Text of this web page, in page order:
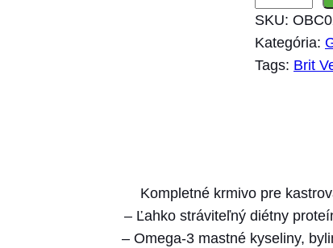
n
r
i
t
SKU:
Kategória:
Tags: Brit
Kompletné krmivo pre
– Ľahko stráviteľný diétny
– Omega-3 mastné kyseliny,